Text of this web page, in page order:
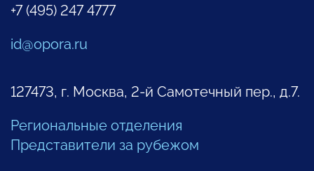
+7 (495) 247 4777
id@opora.ru
127473, г. Москва, 2-й Самотечный пер., д.7.
Региональные отделения
Представители за рубежом